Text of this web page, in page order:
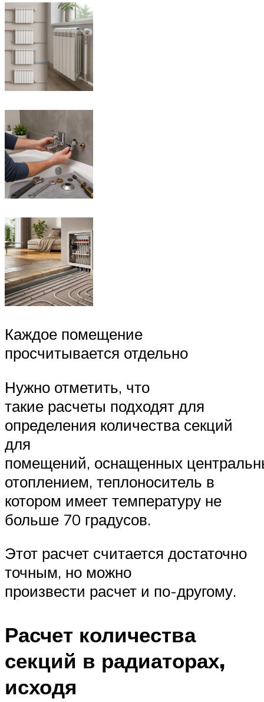
Каждое помещение
просчитывается отдельно
Нужно отметить, что
такие расчеты подходят для
определения количества секций
для
помещений, оснащенных
отоплением, теплоноситель в
котором имеет температуру не
больше 70 градусов.
Этот расчет считается достаточно
точным, но можно
произвести расчет и по-другому.
Расчет количества
секций в радиаторах,
исходя